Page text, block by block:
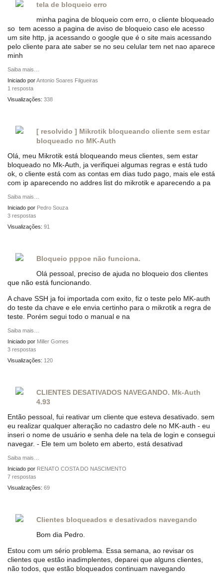
tela de bloqueio erro
minha pagina de bloqueio com erro, o cliente bloqueado
so tem acesso a pagina de aviso de bloqueio caso ele acesso
um site http, ja acessando o google que é o site mais acessando
pelo cliente para ate saber se no seu celular tem net nao aparece
minh
Saiba mais…
Iniciado porAntonio Soares Filgueiras
1 resposta
Visualizações: 338
[ resolvido ] Mikrotik bloqueando cliente sem estar
bloqueado no MK-Auth
Olá, meu Mikrotik está bloqueando meus clientes, sem estar
bloqueado no Mk-Auth, ja verifiquei algumas regras e está tudo
ok, o cliente está com as contas em dias tudo pago, mais ele está
com ip aparecendo no addres list do mikrotik e aparecendo a pa
Saiba mais…
Iniciado por Pedro Souza
3 respostas
Visualizações: 91
Bloqueio pppoe não funciona.
Olá pessoal, preciso de ajuda no bloqueio dos clientes
que não está funcionando.
A chave SSH ja foi importada com exito, fiz o teste pelo MK-auth
do teste da chave e ele envia certinho para o mikrotik a regra de
teste. Porém segui todo o manual e na
Saiba mais…
Iniciado por Miller Gomes
3 respostas
Visualizações: 120
CLIENTES DESATIVADOS NAVEGANDO. Mk-Auth
4.93
Então pessoal, fui reativar um cliente que esteva desativado. sem
eu realizar qualquer alteração no cadastro dele no MK-auth - eu
inseri o nome de usuário e senha dele na tela de login e consegui
navegar. - Ele tem um boleto em aberto, está desativad
Saiba mais…
Iniciado por RENATO COSTA DO NASCIMENTO
7 respostas
Visualizações: 69
Clientes bloqueados e desativados navegando
Bom dia Pedro.
Estou com um sério problema. Essa semana, ao revisar os
clientes que estão inadimplentes, deparei que alguns clientes,
não todos, que estão bloqueados continuam navegando